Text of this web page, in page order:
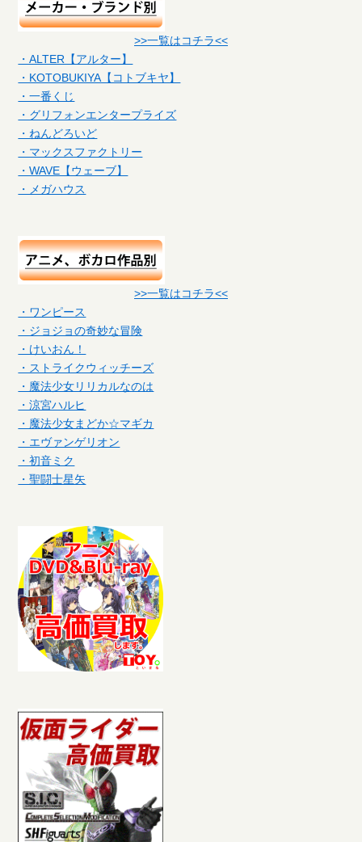
>>一覧はコチラ<<
・ALTER【アルター】
・KOTOBUKIYA【コトブキヤ】
・一番くじ
・グリフォンエンタープライズ
・ねんどろいど
・マックスファクトリー
・WAVE【ウェーブ】
・メガハウス
>>一覧はコチラ<<
・ワンピース
・ジョジョの奇妙な冒険
・けいおん！
・ストライクウィッチーズ
・魔法少女リリカルなのは
・涼宮ハルヒ
・魔法少女まどか☆マギカ
・エヴァンゲリオン
・初音ミク
・聖闘士星矢